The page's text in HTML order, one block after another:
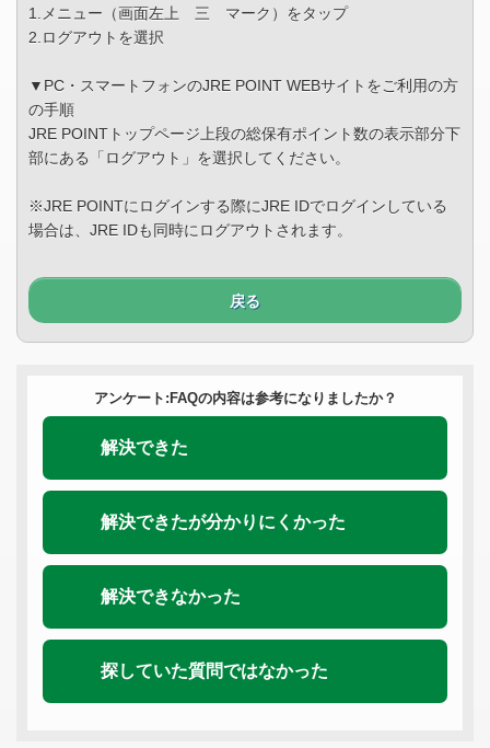
1.メニュー（画面左上 三 マーク）をタップ
2.ログアウトを選択
▼PC・スマートフォンのJRE POINT WEBサイトをご利用の方
の手順
JRE POINTトップページ上段の総保有ポイント数の表示部分下
部にある「ログアウト」を選択してください。
※JRE POINTにログインする際にJRE IDでログインしている
場合は、JRE IDも同時にログアウトされます。
戻る
アンケート:FAQの内容は参考になりましたか？
解決できた
解決できたが分かりにくかった
解決できなかった
探していた質問ではなかった